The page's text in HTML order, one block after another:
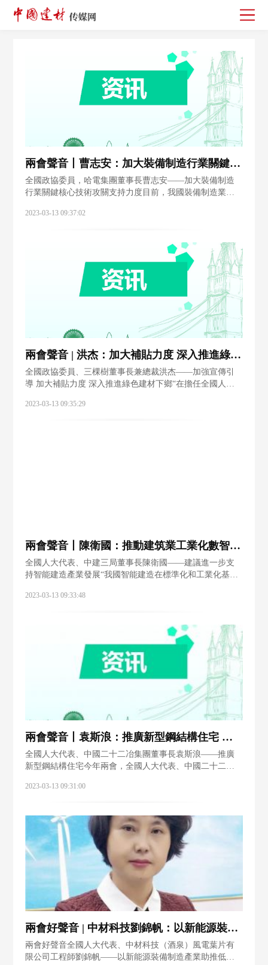
兩會聲音丨曹志安：加大裝備制造行業關鍵核心技術攻關支持力度
全國政協委員，哈電集團董事長曹志安——加大裝備制造
行業關鍵核心技術攻關支持力度目前，我國裝備制造業產
鏈，競爭力持續提升，但產業鏈仍然存在“卡脖子”短板問
2023-03-13 09:37:02
兩會聲音 | 洪杰：加大補貼力度 深入推進綠色建材下鄉
全國政協委員、三棵樹董事長兼總裁洪杰——加強宣傳引
導 加大補貼力度 深入推進綠色建材下鄉“在擔任全國人大
材行業相關的。我非常關注建材行業的綠色轉型、健康可
2023-03-13 09:35:29
兩會聲音丨陳衛國：推動建筑業工業化數智化升級
全國人大代表、中建三局董事長陳衛國——建議進一步支
持智能建造產業發展“我國智能建造在標準化和工業化基
比，還存在一定差距，需要加快體系化推進。”本次全國兩
2023-03-13 09:33:48
兩會聲音丨袁斯浪：推廣新型鋼結構住宅 促進建筑業和鋼鐵業深度融合
全國人大代表、中國二十二冶集團董事長袁斯浪——推廣
新型鋼結構住宅今年兩會，全國人大代表、中國二十二冶
推廣新型鋼結構住宅，拓寬鋼鐵行業應用場景。 據悉，我
2023-03-13 09:31:00
兩會好聲音 | 中材科技劉錦帆：以新能源裝備制造產業助推低碳轉型
兩會好聲音全國人大代表、中材科技（酒泉）風電葉片有
限公司工程師劉錦帆——以新能源裝備制造產業助推低碳